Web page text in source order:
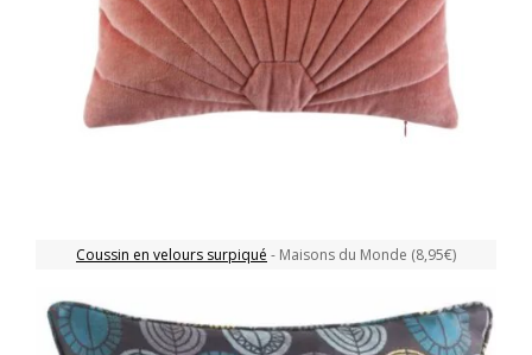
Coussin en velours surpiqué - Maisons du Monde (8,95€)